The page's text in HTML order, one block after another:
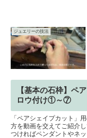
ジュエリーの技法
【基本の石枠】ペ
ロウ付け①～⑦
「ペアシェイプカット」
方を動画を交えてご紹介
つければペンダントやネ